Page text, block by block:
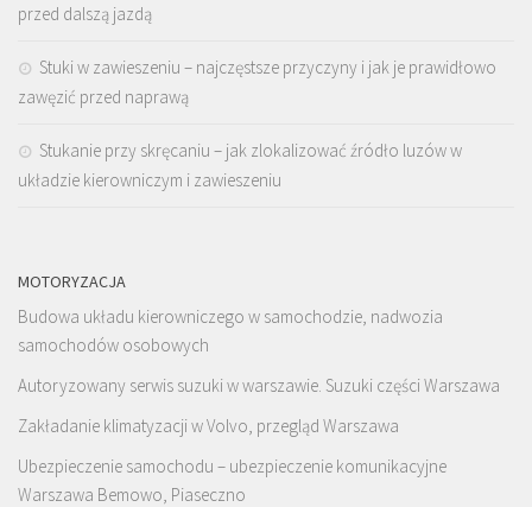
przed dalszą jazdą
Stuki w zawieszeniu – najczęstsze przyczyny i jak je prawidłowo
zawęzić przed naprawą
Stukanie przy skręcaniu – jak zlokalizować źródło luzów w
układzie kierowniczym i zawieszeniu
MOTORYZACJA
Budowa układu kierowniczego w samochodzie, nadwozia
samochodów osobowych
Autoryzowany serwis suzuki w warszawie. Suzuki części Warszawa
Zakładanie klimatyzacji w Volvo, przegląd Warszawa
Ubezpieczenie samochodu – ubezpieczenie komunikacyjne
Warszawa Bemowo, Piaseczno